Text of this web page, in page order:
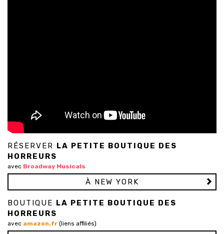
RÉSERVER LA PETITE BOUTIQUE DES
HORREURS
avec Broadway Musicals
À NEW YORK
BOUTIQUE LA PETITE BOUTIQUE DES
HORREURS
avec amazon.fr (liens affiliés)